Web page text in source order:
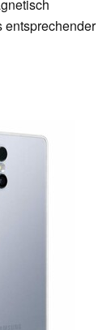
entsprechender